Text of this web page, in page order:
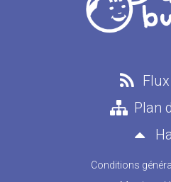
Plan
Conditions